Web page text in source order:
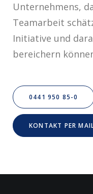
Unternehmens,
Teamarbeit
Initiative und
bereichern
0441 950 85-0
KONTAKT PER